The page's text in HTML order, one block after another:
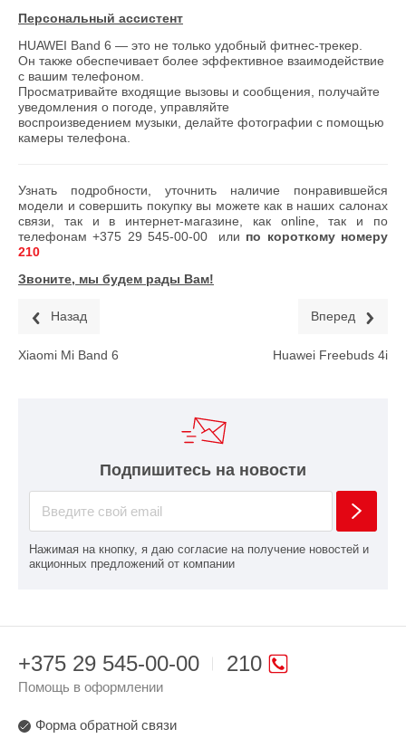
Персональный ассистент
HUAWEI Band 6 — это не только удобный фитнес-трекер.
Он также обеспечивает более эффективное взаимодействие
с вашим телефоном.
Просматривайте входящие вызовы и сообщения, получайте
уведомления о погоде, управляйте
воспроизведением музыки, делайте фотографии с помощью
камеры телефона.
Узнать подробности, уточнить наличие понравившейся
модели и совершить покупку вы можете как в наших салонах
связи, так и в интернет-магазине, как online, так и по
телефонам+375 29 545-00-00 или по короткому номеру
210
Звоните, мы будем рады Вам!
Назад
Xiaomi Mi Band 6
Вперед
Huawei Freebuds 4i
Подпишитесь на новости
Нажимая на кнопку, я даю согласие на получение новостей и
акционных предложений от компании
210
+375 29 545-00-00
Помощь в оформлении
Форма обратной связи